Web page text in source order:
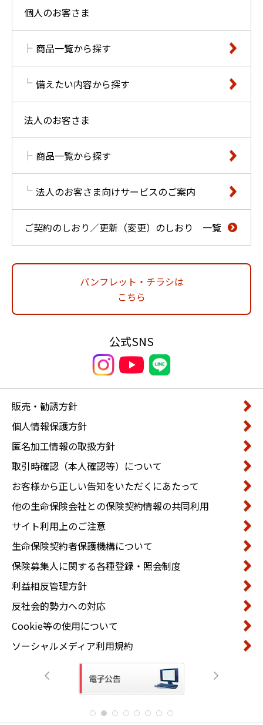
個人のお客さま
商品一覧から探す
備えたい内容から探す
法人のお客さま
商品一覧から探す
法人のお客さま向けサービスのご案内
ご契約のしおり／更新（変更）のしおり 一覧
パンフレット・チラシは
こちら
公式SNS
販売・勧誘方針
個人情報保護方針
匿名加工情報の取扱方針
取引時確認（本人確認等）について
お客様から正しい告知をいただくにあたって
他の生命保険会社との保険契約情報の共同利用
サイト利用上のご注意
生命保険契約者保護機構について
保険募集人に関する各種登録・照会制度
利益相反管理方針
反社会的勢力への対応
Cookie等の使用について
ソーシャルメディア利用規約